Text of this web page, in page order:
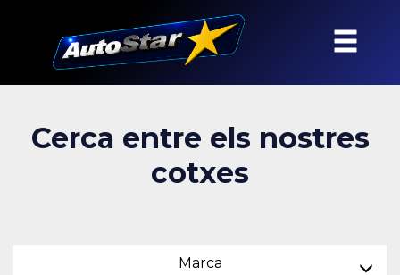
Cerca entre els nostres
cotxes
Marca